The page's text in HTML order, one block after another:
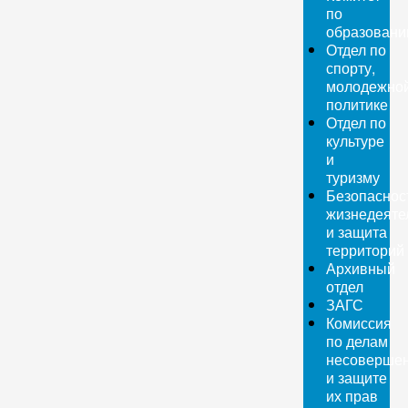
по
Отдел по
спорту,
политике
Отдел по
культуре
и
туризму
и защита
территорий
Архивный
отдел
ЗАГС
Комиссия
по делам
и защите
их прав